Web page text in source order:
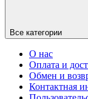
Все категории
О нас
Оплата и
Обмен и
Контактная